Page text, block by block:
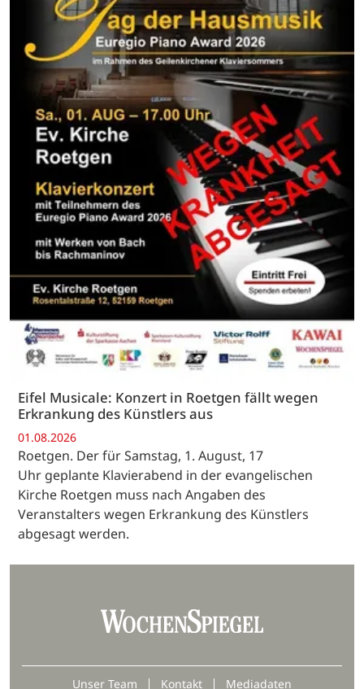
Eifel Musicale: Konzert in Roetgen fällt wegen
Erkrankung des Künstlers aus
01.08.2026
Roetgen. Der für Samstag, 1. August, 17
Uhr geplante Klavierabend in der evangelischen
Kirche Roetgen muss nach Angaben des
Veranstalters wegen Erkrankung des Künstlers
abgesagt werden.
Unser Team Kontakt Mediadaten